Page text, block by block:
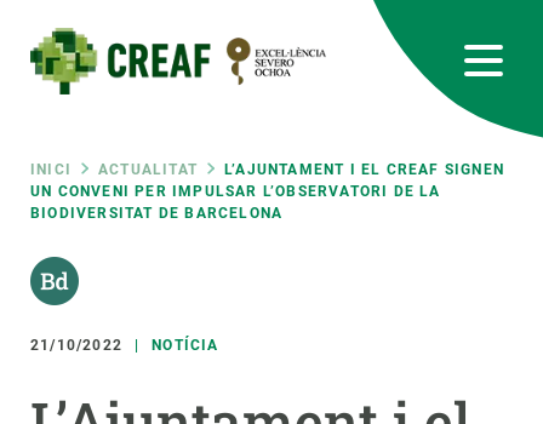
contingut
Fil
d'ariadna
INICI ACTUALITAT
L’AJUNTAMENT I EL CREAF SIGNEN
UN CONVENI PER IMPULSAR L’OBSERVATORI DE LA
BIODIVERSITAT DE BARCELONA
21/10/2022 NOTÍCIA
RRSS
Featured
responsive
Responsive